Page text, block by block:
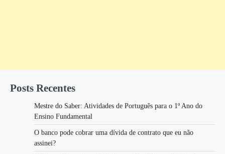
Posts Recentes
Mestre do Saber: Atividades de Português para o 1º Ano do
Ensino Fundamental
O banco pode cobrar uma dívida de contrato que eu não
assinei?